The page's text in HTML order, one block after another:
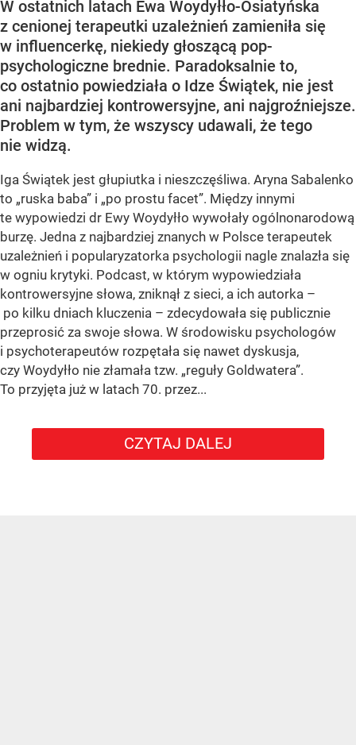
W ostatnich latach Ewa Woydyłło-Osiatyńska
z cenionej terapeutki uzależnień zamieniła się
w influencerkę, niekiedy głoszącą pop-
psychologiczne brednie. Paradoksalnie to,
co ostatnio powiedziała o Idze Świątek, nie jest
ani najbardziej kontrowersyjne, ani najgroźniejsze.
Problem w tym, że wszyscy udawali, że tego
nie widzą.
Iga Świątek jest głupiutka i nieszczęśliwa. Aryna Sabalenko
to „ruska baba” i „po prostu facet”. Między innymi
te wypowiedzi dr Ewy Woydyłło wywołały ogólnonarodową
burzę. Jedna z najbardziej znanych w Polsce terapeutek
uzależnień i popularyzatorka psychologii nagle znalazła się
w ogniu krytyki. Podcast, w którym wypowiedziała
kontrowersyjne słowa, zniknął z sieci, a ich autorka –
po kilku dniach kluczenia – zdecydowała się publicznie
przeprosić za swoje słowa. W środowisku psychologów
i psychoterapeutów rozpętała się nawet dyskusja,
czy Woydyłło nie złamała tzw. „reguły Goldwatera”.
To przyjęta już w latach 70. przez...
CZYTAJ DALEJ